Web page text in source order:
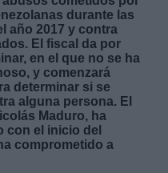
durante las
año 2017 y contra
El fiscal da por
en el que no se ha
y comenzará
determinar si se
alguna persona. El
Maduro, ha
con el inicio del
comprometido a